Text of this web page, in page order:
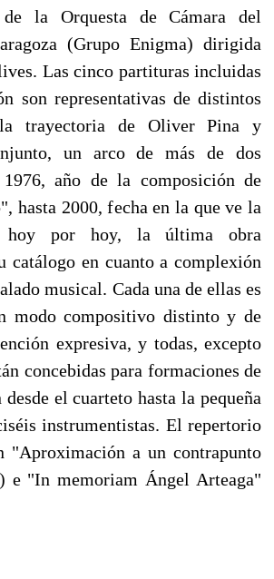
la Orquesta de Cámara del
(Grupo Enigma) dirigida
Las cinco partituras incluidas
son representativas de distintos
trayectoria de Oliver Pina y
un arco de más de dos
1976, año de la composición de
hasta 2000, fecha en la que ve la
hoy por hoy, la última obra
catálogo en cuanto a complexión
musical. Cada una de ellas es
modo compositivo distinto y de
expresiva, y todas, excepto
concebidas para formaciones de
el cuarteto hasta la pequeña
instrumentistas. El repertorio
"Aproximación a un contrapunto
e "In memoriam Ángel Arteaga"